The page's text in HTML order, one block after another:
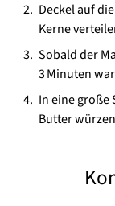
Deckel auf
Kerne
Sobald der
3 Minuten
In eine große
Butter